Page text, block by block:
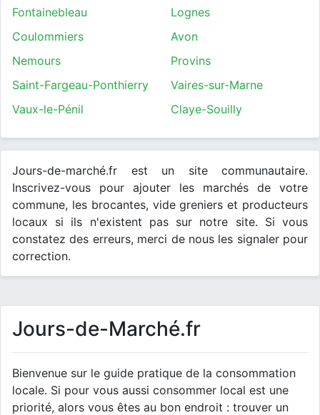
Fontainebleau
Lognes
Coulommiers
Avon
Nemours
Provins
Saint-Fargeau-Ponthierry
Vaires-sur-Marne
Vaux-le-Pénil
Claye-Souilly
Jours-de-marché.fr est un site communautaire.
Inscrivez-vous pour ajouter les marchés de votre
commune, les brocantes, vide greniers et producteurs
locaux si ils n'existent pas sur notre site. Si vous
constatez des erreurs, merci de nous les signaler pour
correction.
Jours-de-Marché.fr
Bienvenue sur le guide pratique de la consommation
locale. Si pour vous aussi consommer local est une
priorité, alors vous êtes au bon endroit : trouver un